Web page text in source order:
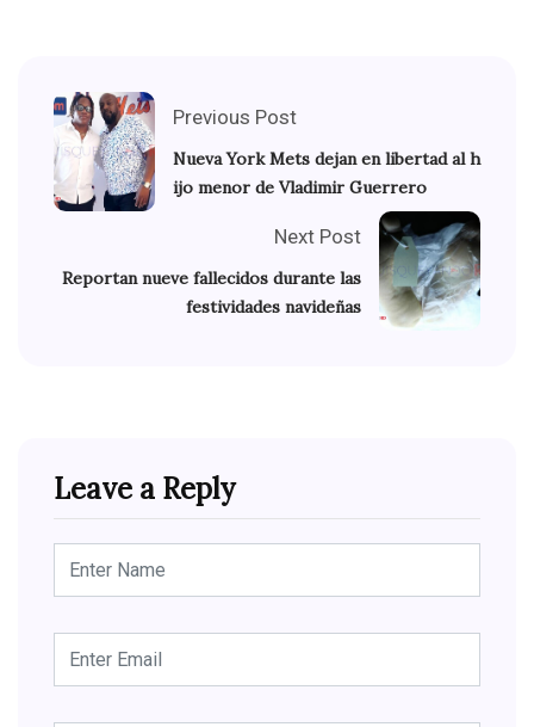
Previous Post
Nueva York Mets dejan en libertad al h
ijo menor de Vladimir Guerrero
Next Post
Reportan nueve fallecidos durante las
festividades navideñas
Leave a Reply